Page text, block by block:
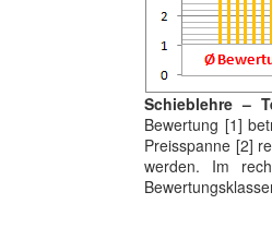
Schieblehre –
Bewertung [1]
Preisspanne [2]
werden. Im